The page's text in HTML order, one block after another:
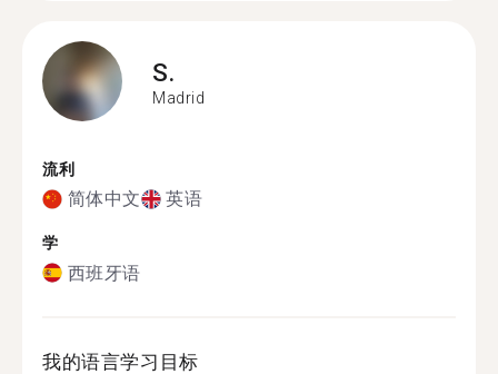
S.
Madrid
流利
简体中文 英语
学
西班牙语
我的语言学习目标